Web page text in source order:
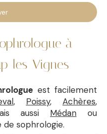
à
les-Vignes
est facilement
, Poissy, Achères,
aussi Médan ou
sophrologie.